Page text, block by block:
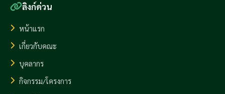
ลิงก์ด่วน
หน้าแรก
เกี่ยวกับคณะ
บุคลากร
กิจกรรม/โครงการ